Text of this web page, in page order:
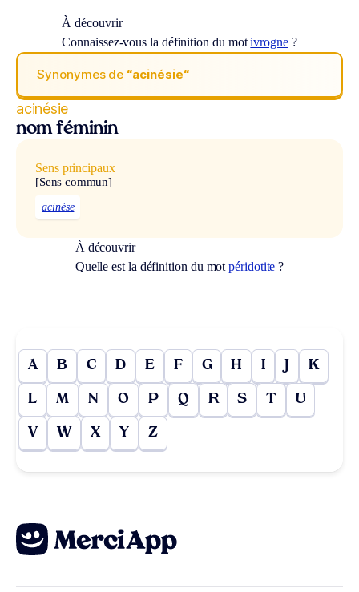
À découvrir
Connaissez-vous la définition du motivrogne?
Synonymes de “acinésie“
acinésie
nom féminin
Sens principaux
[Sens commun]
acinèse
À découvrir
Quelle est la définition du motpéridotite ?
A B C D E F G H I J K
L M N O P Q R S T U
V W X Y Z